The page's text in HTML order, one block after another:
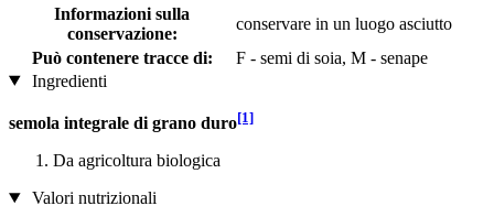
Informazioni sulla
conservazione:
conservare in un luogo asciutto
Può contenere tracce di:
F - semi di soia, M - senape
Ingredienti
semola integrale di grano duro[1]
Da agricoltura biologica
Valori nutrizionali